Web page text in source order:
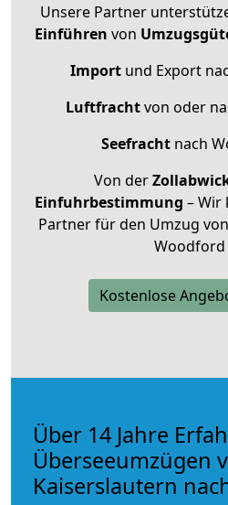
Unsere Partner
Einführen von
Importund Export
Luftfrachtvon oder
Seefrachtnach
Von der
Einfuhrbestimmung – Wir
Partner für den Umzug
Woodford
Kostenlose
Über 14 Jahre
Überseeumzügen
Kaiserslautern